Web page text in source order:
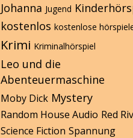
Johanna Jugend
kostenlos kostenlose
Krimi Kriminalhörspiel
Leo und die
Abenteuermaschine
Moby Dick Mystery
Random House Audio Red
Science Fiction Spannung